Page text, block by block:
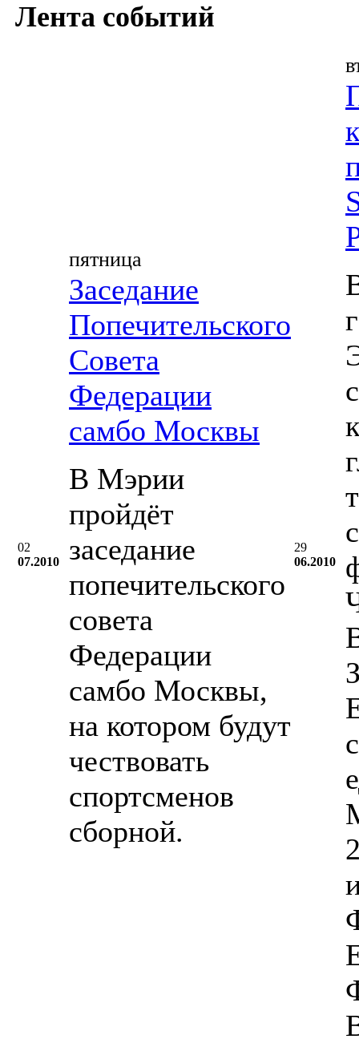
Лента событий
02
07.2010
пятница
Заседание
Попечительского
Совета
Федерации
самбо Москвы
В Мэрии
пройдёт
заседание
попечительского
совета
Федерации
самбо Москвы,
на котором будут
чествовать
спортсменов
сборной.
29
06.2010